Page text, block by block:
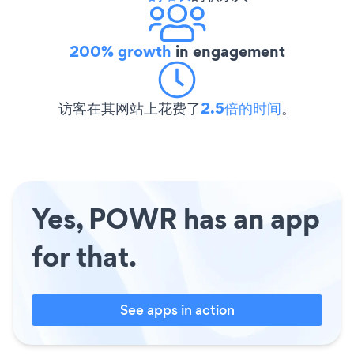
200% growth in engagement
访客在其网站上花费了2.5倍的时间。
Yes, POWR has an app
for that.
See apps in action